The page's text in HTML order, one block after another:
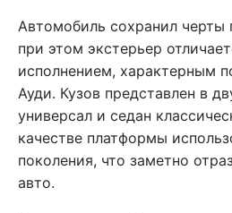
Автомобиль сохранил черты
при этом экстерьер
исполнением, характерным
Ауди. Кузов представлен в
универсал и седан
качестве платформы
поколения, что заметно
авто.